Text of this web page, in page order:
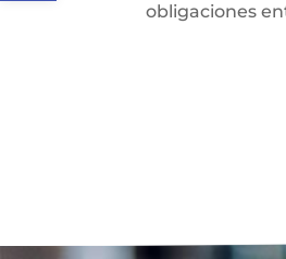
obligaciones